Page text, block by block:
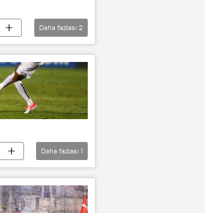
Daha fazlası 2
Daha fazlası 1